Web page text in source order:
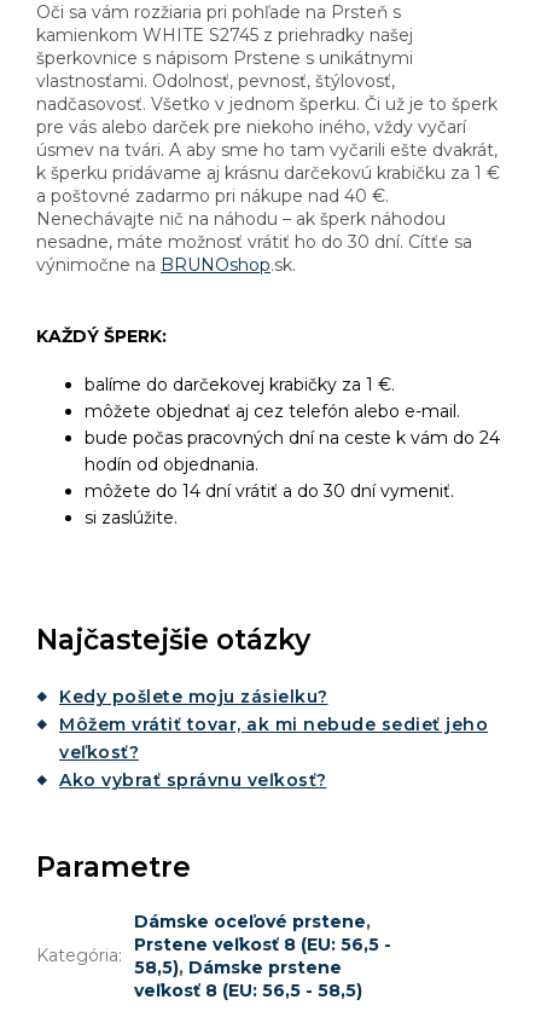
Oči sa vám rozžiaria pri pohľade na Prsteň s
kamienkom WHITE S2745 z priehradky našej
šperkovnice s nápisom Prstene s unikátnymi
vlastnosťami. Odolnosť, pevnosť, štýlovosť,
nadčasovosť. Všetko v jednom šperku. Či už je to šperk
pre vás alebo darček pre niekoho iného, vždy vyčarí
úsmev na tvári. A aby sme ho tam vyčarili ešte dvakrát,
k šperku pridávame aj krásnu darčekovú krabičku za 1 €
a poštovné zadarmo pri nákupe nad 40 €.
Nenechávajte nič na náhodu – ak šperk náhodou
nesadne, máte možnosť vrátiť ho do 30 dní. Cítťe sa
výnimočne na BRUNOshop.sk.
KAŽDÝ ŠPERK:
balíme do darčekovej krabičky za 1 €.
môžete objednať aj cez telefón alebo e-mail.
bude počas pracovných dní na ceste k vám do 24
hodín od objednania.
môžete do 14 dní vrátiť a do 30 dní vymeniť.
si zaslúžite.
Najčastejšie otázky
Kedy pošlete moju zásielku?
Môžem vrátiť tovar, ak mi nebude sedieť jeho
veľkosť?
Ako vybrať správnu veľkosť?
Parametre
Kategória:
Dámske oceľové prstene,
Prstene veľkosť 8 (EU: 56,5 -
58,5), Dámske prstene
veľkosť 8 (EU: 56,5 - 58,5)